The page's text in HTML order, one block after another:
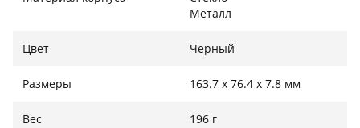
Металл
Цвет Черный
Размеры 163.7 x 76.4 x 7.8 мм
Вес 196 г